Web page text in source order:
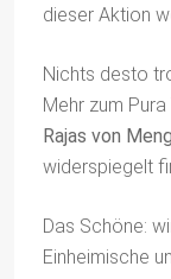
dieser Aktion
Nichts desto
Mehr zum
Rajas von
widerspiegelt
Das Schöne:
Einheimische